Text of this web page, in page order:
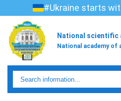
#Ukraine starts
National scientific
National academy of